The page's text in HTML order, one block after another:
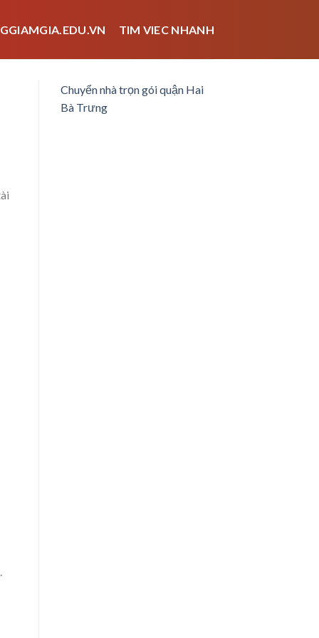
TIM VIEC NHANH
Chuyển nhà trọn gói quận Hai
Bà Trưng